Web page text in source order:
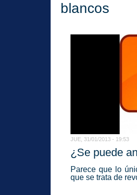
blancos
JUE, 31/01/2013 - 19:53
¿Se puede
Parece que lo
que se trata de